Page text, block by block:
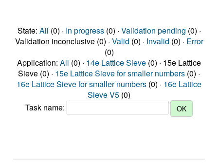
State: All (0) · In progress(0) · Validation pending (0) ·
Validation inconclusive (0) · Valid (0) · Invalid (0) · Error
(0)
Application: All (0) · 14e Lattice Sieve (0) · 15e Lattice
Sieve (0) · 15e Lattice Sieve for smaller numbers (0) ·
16e Lattice Sieve for smaller numbers (0) · 16e Lattice
Sieve V5 (0)
Task name: